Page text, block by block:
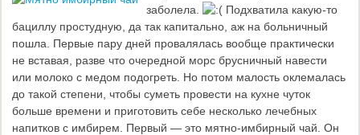
заболела.
Подхватила какую-то
бациллу простудную, да так капитально, аж на больничный
пошла. Первые пару дней провалялась вообще практически
не вставая, разве что очередной морс брусничный навести
или молоко с медом подогреть. Но потом малость оклемалась
до такой степени, чтобы суметь провести на кухне чуток
больше времени и приготовить себе несколько лечебных
напитков с имбирем. Первый — это мятно-имбирный чай. Он